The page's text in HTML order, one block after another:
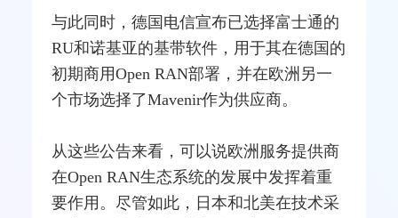
与此同时，德国电信宣布已选择富士通的
RU和诺基亚的基带软件，用于其在德国的
初期商用Open RAN部署，并在欧洲另一
个市场选择了Mavenir作为供应商。
从这些公告来看，可以说欧洲服务提供商
在Open RAN生态系统的发展中发挥着重
要作用。尽管如此，日本和北美在技术采